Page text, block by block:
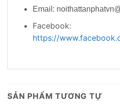
Email:
Facebook:
https://
SẢN PHẨM TƯƠNG TỰ